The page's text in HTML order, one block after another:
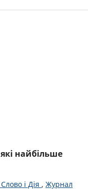
найбільше
і Дія , Журнал